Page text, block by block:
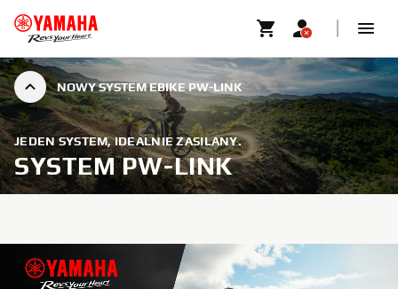
NOWY SYSTEM EBIKE PW-LINK
JEDEN SYSTEM, IDEALNIE ZASILANY.
SYSTEM PW-LINK